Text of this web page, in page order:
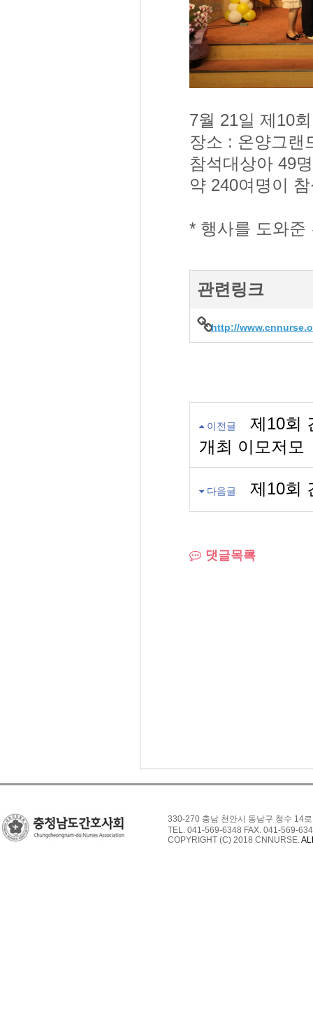
7월 21일 제10
장소 : 온양그랜
참석대상아 49
약 240여명이
* 행사를 도와준
관련링크
http://
이전글
제10회
개최 이모저모
다음글 제10회
댓글목록
330-270 충남 천안시 동남구 청수 14
TEL. 041-569-6348 FAX. 041-569-
COPYRIGHT (C) 2018 CNNURSE.